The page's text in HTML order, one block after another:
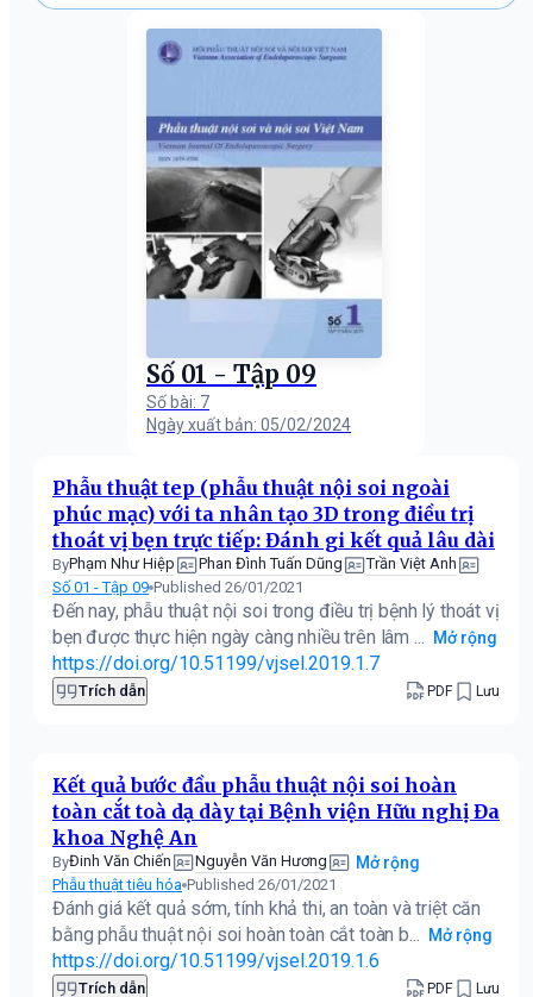
Số 01 - Tập 09
Số bài: 7
Ngày xuất bản: 05/02/2024
Phẫu thuật tep (phẫu thuật nội soi ngoài
phúc mạc) với ta nhân tạo 3D trong điều trị
thoát vị bẹn trực tiếp: Đánh gi kết quả lâu dài
ByPhạm Như Hiệp Phan Đình Tuấn Dũng
Trần Việt Anh
Số 01 - Tập 09 Published 26/01/2021
Đến nay, phẫu thuật nội soi trong điều trị bệnh lý thoát vị
bẹn được thực hiện ngày càng nhiều trên lâm ...
Mở rộng
https://doi.org/10.51199/vjsel.2019.1.7
Trích dẫn PDF Lưu
Kết quả bước đầu phẫu thuật nội soi hoàn
toàn cắt toà dạ dày tại Bệnh viện Hữu nghị Đa
khoa Nghệ An
ByĐinh Văn Chiến Nguyễn Văn Hương Mở rộng
Phẫu thuật tiêu hóa Published 26/01/2021
Đánh giá kết quả sớm, tính khả thi, an toàn và triệt căn
bằng phẫu thuật nội soi hoàn toàn cắt toàn b...
Mở rộng
https://doi.org/10.51199/vjsel.2019.1.6
Trích dẫn PDF Lưu